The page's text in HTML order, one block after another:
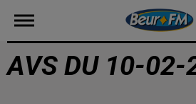
AVS DU 10-02-